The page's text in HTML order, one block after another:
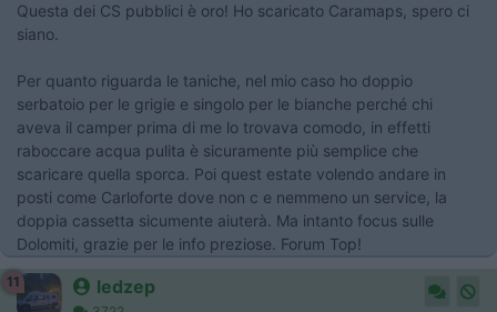
Questa dei CS pubblici è oro! Ho scaricato Caramaps, spero ci
siano.
Per quanto riguarda le taniche, nel mio caso ho doppio
serbatoio per le grigie e singolo per le bianche perché chi
aveva il camper prima di me lo trovava comodo, in effetti
raboccare acqua pulita è sicuramente più semplice che
scaricare quella sporca. Poi quest estate volendo andare in
posti come Carloforte dove non c e nemmeno un service, la
doppia cassetta sicumente aiuterà. Ma intanto focus sulle
Dolomiti, grazie per le info preziose. Forum Top!
11 ledzep